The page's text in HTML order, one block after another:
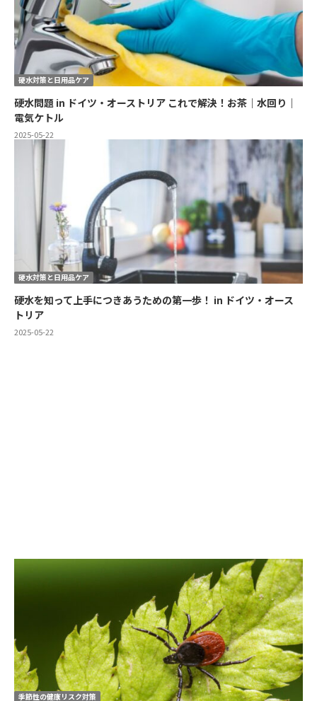
硬水対策と日用品ケア
硬水問題 in ドイツ・オーストリア これで解決！お茶｜水回り｜
電気ケトル
2025-05-22
硬水対策と日用品ケア
硬水を知って上手につきあうための第一歩！ in ドイツ・オース
トリア
2025-05-22
季節性の健康リスク対策